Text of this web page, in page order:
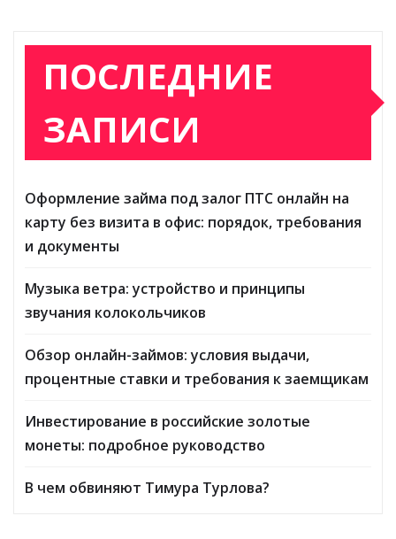
ПОСЛЕДНИЕ
ЗАПИСИ
Оформление займа под залог ПТС онлайн на
карту без визита в офис: порядок, требования
и документы
Музыка ветра: устройство и принципы
звучания колокольчиков
Обзор онлайн-займов: условия выдачи,
процентные ставки и требования к заемщикам
Инвестирование в российские золотые
монеты: подробное руководство
В чем обвиняют Тимура Турлова?